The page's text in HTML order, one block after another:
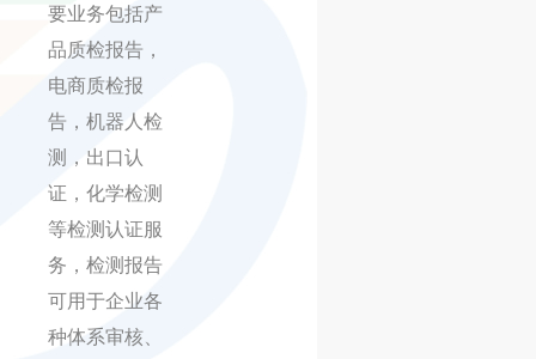
要业务包括产
品质检报告，
电商质检报
告，机器人检
测，出口认
证，化学检测
等检测认证服
务，检测报告
可用于企业各
种体系审核、